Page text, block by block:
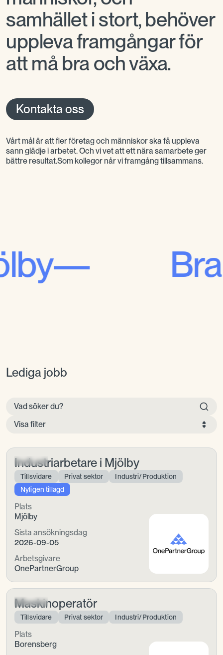
samhället i stort, behöver
uppleva framgångar för
att må bra och växa.
Kontakta oss
Vårt mål är att fler företag och människor ska få uppleva
sann glädje i arbetet. Och vi vet att ett nära samarbete ger
bättre resultat.Som kollegor når vi framgång tillsammans.
kollegor
Lediga jobb
Visa filter
Industriarbetare i Mjölby
Tillsvidare Privat sektor
Industri/Produktion
Nyligen tillagd
Plats
Mjölby
Sista ansökningsdag
2026-09-05
Arbetsgivare
OnePartnerGroup
Maskinoperatör
Tillsvidare Privat sektor Industri/Produktion
Plats
Borensberg